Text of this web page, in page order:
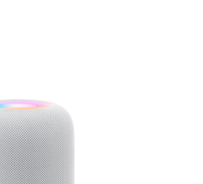
进
一
步
了
解
HomePod<